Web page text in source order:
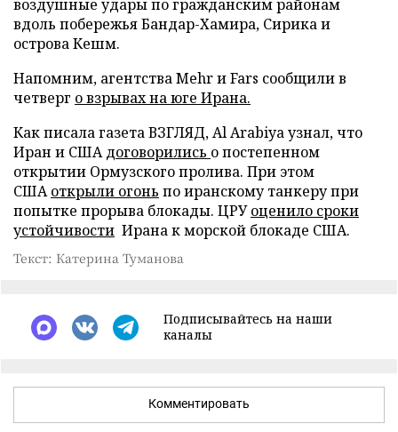
воздушные удары по гражданским районам
вдоль побережья Бандар-Хамира, Сирика и
острова Кешм.
Напомним, агентства Mehr и Fars сообщили в
четверг о взрывах на юге Ирана.
Как писала газета ВЗГЛЯД, Al Arabiya узнал, что
Иран и СШАдоговорились о постепенном
открытии Ормузского пролива. При этом
СШАоткрыли огонь по иранскому танкеру при
попытке прорыва блокады. ЦРУоценило сроки
устойчивости Ирана к морской блокаде США.
Текст: Катерина Туманова
Подписывайтесь на наши
каналы
Комментировать